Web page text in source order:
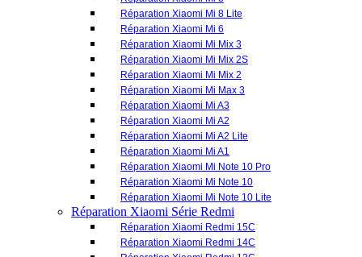
Réparation Xiaomi Mi A2 Lite
Réparation Xiaomi Mi A1
Réparation Xiaomi Mi Note 10 Pro
Réparation Xiaomi Mi Note 10
Réparation Xiaomi Mi Note 10 Lite
Réparation Xiaomi Série Redmi
Réparation Xiaomi Redmi 15C
Réparation Xiaomi Redmi 14C
Réparation Xiaomi Redmi 13C
Réparation Xiaomi Redmi 12C
Réparation Xiaomi Redmi 12
Réparation Xiaomi Redmi 10A
Réparation Xiaomi Redmi 10C
Réparation Xiaomi Redmi 10
Réparation Xiaomi Redmi 9T
Réparation Xiaomi Redmi 9C
Réparation Xiaomi Redmi 9AT